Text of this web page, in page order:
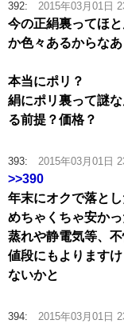
392: 2015年03月01日
今の正絹裏ってほ
か色々あるからなあ
本当にポリ？
絹にポリ裏って謎
る前提？価格？
393: 2015年03月01日
>>390
年末にオクで落と
めちゃくちゃ安か
蒸れや静電気等、
値段にもよります
ないかと
394: 2015年03月01日